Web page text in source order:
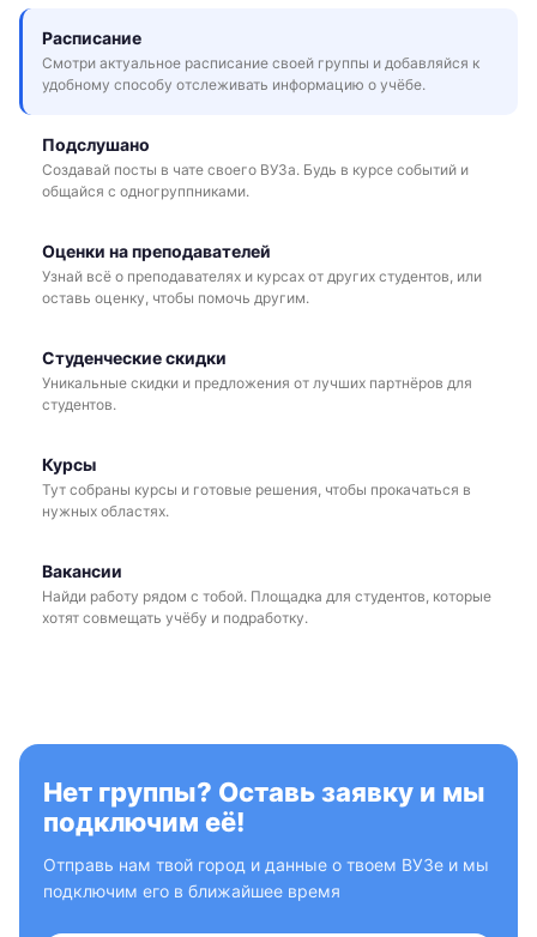
Расписание
Смотри актуальное расписание своей группы и добавляйся к
удобному способу отслеживать информацию о учёбе.
Подслушано
Создавай посты в чате своего ВУЗа. Будь в курсе событий и
общайся с одногруппниками.
Оценки на преподавателей
Узнай всё о преподавателях и курсах от других студентов, или
оставь оценку, чтобы помочь другим.
Студенческие скидки
Уникальные скидки и предложения от лучших партнёров для
студентов.
Курсы
Тут собраны курсы и готовые решения, чтобы прокачаться в
нужных областях.
Вакансии
Найди работу рядом с тобой. Площадка для студентов, которые
хотят совмещать учёбу и подработку.
Нет группы? Оставь заявку и мы
подключим её!
Отправь нам твой город и данные о твоем ВУЗе и мы
подключим его в ближайшее время